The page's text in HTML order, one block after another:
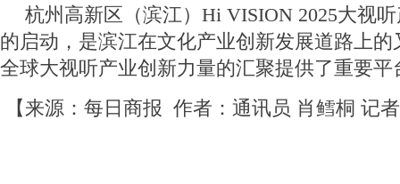
杭州高新区（滨江）Hi VISION 2025大视
的启动，是滨江在文化产业创新发展道路上
全球大视听产业创新力量的汇聚提供了重要平
【来源：每日商报 作者：通讯员 肖鳕桐 记